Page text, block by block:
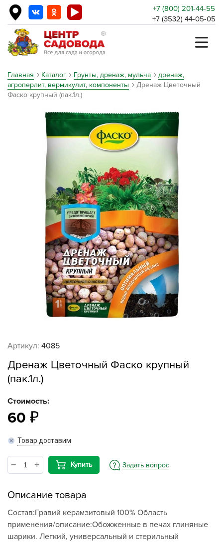
+7 (800) 201-44-55
+7 (3532) 44-05-05
Главная Каталог Грунты, дренаж, мульча
дренаж,
агроперлит, вермикулит, компоненты
Дренаж Цветочный
Фаско крупный (пак.1л.)
Артикул: 4085
Дренаж Цветочный Фаско крупный
(пак.1л.)
Стоимость:
60
Товар доставим
Купить Задать вопрос
Описание товара
Состав:Гравий керамзитовый 100% Область
применения/описание:Обожженные в печах глиняные
шарики. Легкий, универсальный и стерильный